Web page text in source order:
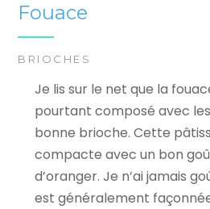
Fouace
BRIOCHES
Je lis sur le net que la
pourtant composé avec
bonne brioche. Cette
compacte avec un bon
d’oranger. Je n’ai jamais
est généralement